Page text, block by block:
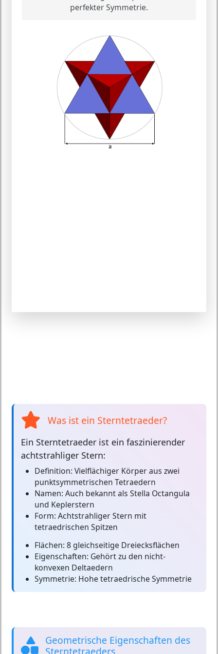
perfekter Symmetrie.
Was ist ein Sterntetraeder?
Ein Sterntetraeder ist ein faszinierender
achtstrahliger Stern:
Definition: Vielflächiger Körper aus zwei
punktsymmetrischen Tetraedern
Namen: Auch bekannt als Stella Octangula
und Keplerstern
Form: Achtstrahliger Stern mit
tetraedrischen Spitzen
Flächen: 8 gleichseitige Dreiecksflächen
Eigenschaften: Gehört zu den nicht-
konvexen Deltaedern
Symmetrie: Hohe tetraedrische Symmetrie
Geometrische Eigenschaften des
Sterntetraeders